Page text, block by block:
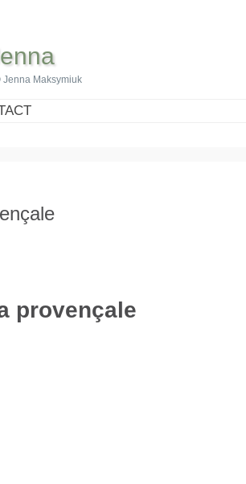
Jenna Maksymiuk
provençale